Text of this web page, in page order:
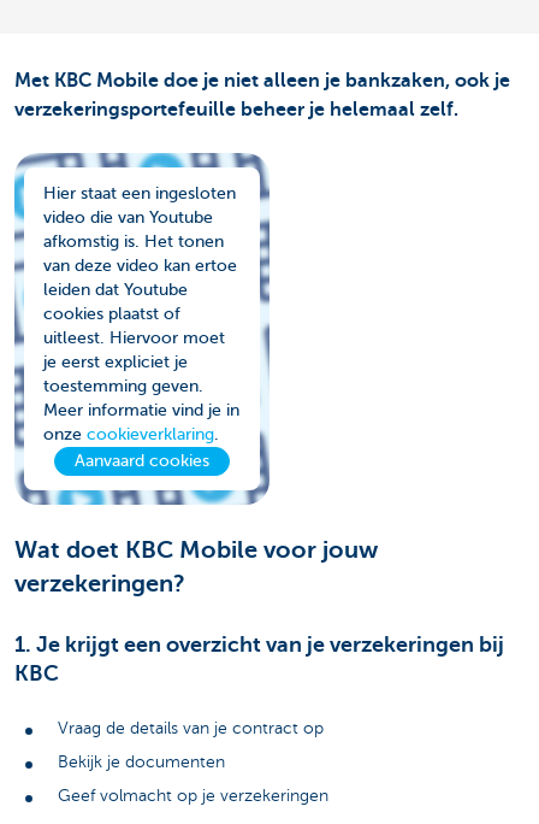
Met KBC Mobile doe je niet alleen je bankzaken, ook je
verzekeringsportefeuille beheer je helemaal zelf.
Hier staat een ingesloten
video die van Youtube
afkomstig is. Het tonen
van deze video kan ertoe
leiden dat Youtube
cookies plaatst of
uitleest. Hiervoor moet
je eerst expliciet je
toestemming geven.
Meer informatie vind je in
onze cookieverklaring
Aanvaard cookies
Wat doet KBC Mobile voor jouw
verzekeringen?
1. Je krijgt een overzicht van je verzekeringen bij
KBC
Vraag de details van je contract op
Bekijk je documenten
Geef volmacht op je verzekeringen